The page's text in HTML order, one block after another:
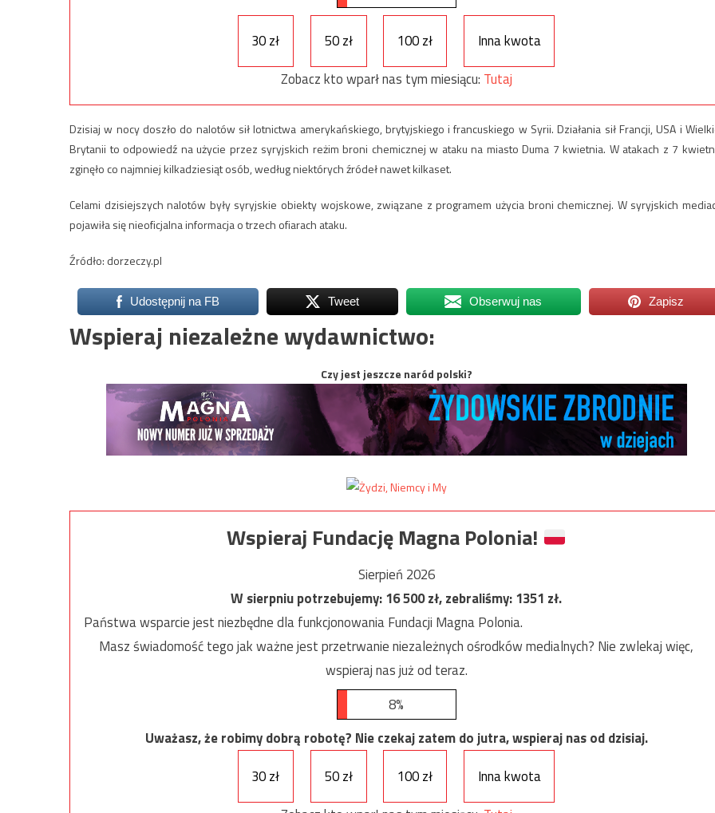
30 zł 50 zł 100 zł
Inna kwota
Zobacz kto wparł nas tym miesiącu: Tutaj
Dzisiaj w nocy doszło do nalotów sił lotnictwa amerykańskiego, brytyjskiego i francuskiego w Syrii. Działania sił Francji, USA i
Brytanii to odpowiedź na użycie przez syryjskich reżim broni chemicznej w ataku na miasto Duma 7 kwietnia. W atakach z 7
zginęło co najmniej kilkadziesiąt osób, według niektórych źródeł nawet kilkaset.
Celami dzisiejszych nalotów były syryjskie obiekty wojskowe, związane z programem użycia broni chemicznej. W syryjskich
pojawiła się nieoficjalna informacja o trzech ofiarach ataku.
Źródło: dorzeczy.pl
Udostępnij na FB Tweet Obserwuj nas Zapisz
Wspieraj niezależne wydawnictwo:
Czy jest jeszcze naród polski?
Wspieraj Fundację Magna Polonia!
Sierpień 2026
W sierpniu potrzebujemy:16 500zł, zebraliśmy:1351 zł.
Państwa wsparcie jest niezbędne dla funkcjonowania Fundacji Magna Polonia.
Masz świadomość tego jak ważne jest przetrwanie niezależnych ośrodków medialnych? Nie zwlekaj więc,
wspieraj nas już od teraz.
8%
Uważasz, że robimy dobrą robotę? Nie czekaj zatem do jutra, wspieraj nas od dzisiaj.
30 zł
50 zł 100 zł
Inna kwota